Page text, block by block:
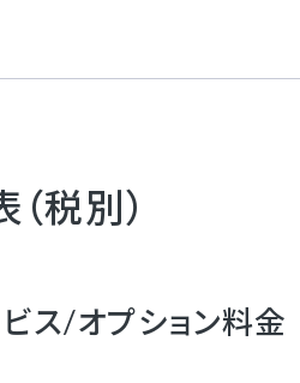
税別）
ス/オプション料金